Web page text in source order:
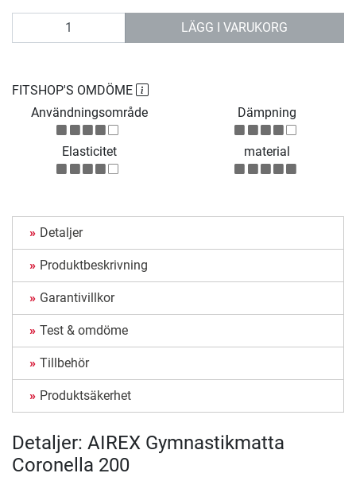
LÄGG I VARUKORG
FITSHOP'S OMDÖME
Användningsområde
Dämpning
Elasticitet material
Detaljer
Produktbeskrivning
Garantivillkor
Test & omdöme
Tillbehör
Produktsäkerhet
Detaljer: AIREX Gymnastikmatta
Coronella 200